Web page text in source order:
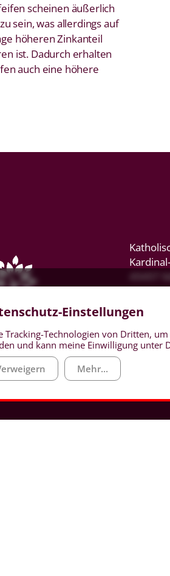
scheinen äußerlich
sein, was allerdings auf
höheren Zinkanteil
ist. Dadurch erhalten
auch eine höhere
49497
Einstellungen
Tracking-Technologien von Dritten,
und kann meine Einwilligung
Mehr...